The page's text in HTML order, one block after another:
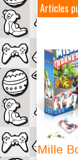
Articles
Jeu de
Mille